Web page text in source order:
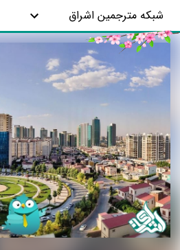
شبکه مترجمین اشراق